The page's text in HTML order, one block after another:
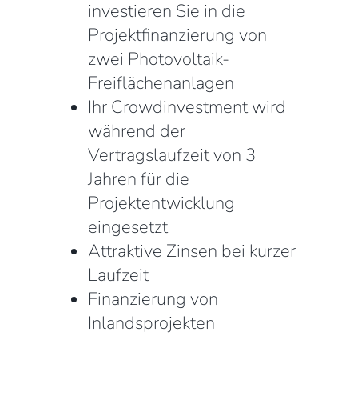
investieren Sie in die
Projektfinanzierung von
zwei Photovoltaik-
Freiflächenanlagen
Ihr Crowdinvestment wird
während der
Vertragslaufzeit von 3
Jahren für die
Projektentwicklung
eingesetzt
Attraktive Zinsen bei kurzer
Laufzeit
Finanzierung von
Inlandsprojekten